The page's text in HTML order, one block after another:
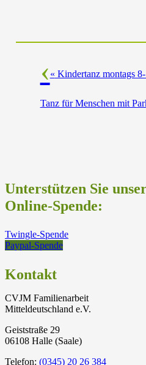
« Kindertanz montags
Tanz für Menschen mit
Unterstützen Sie
Online-Spende:
Twingle-Spende
Paypal-Spende
Kontakt
CVJM Familienarbeit
Mitteldeutschland e.V.
Geiststraße 29
06108 Halle (Saale)
Telefon: (0345) 20 26 384